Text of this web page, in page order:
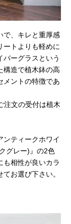
で、キレと重厚感
ートよりも軽めに
ーグラスという
構造で植木鉢の高
メントの特徴であ
注文の受付は植木
ンティークホワイ
グレー)』の2色
も相性が良いカラ
お選び下さい。